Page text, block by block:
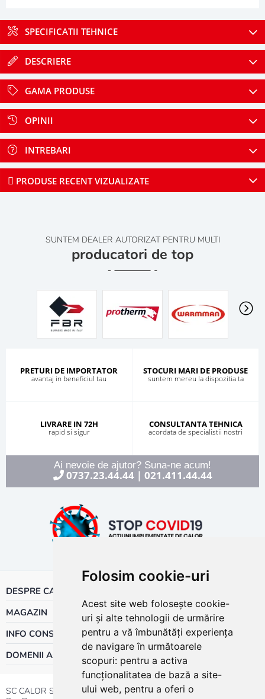
Folosim cookie-uri
Acest site web folosește cookie-
uri și alte tehnologii de urmărire
pentru a vă îmbunătăți experiența
de navigare în următoarele
scopuri: pentru a activa
funcționalitatea de bază a site-
ului web, pentru a oferi o
SPECIFICATII TEHNICE
DESCRIERE
GAMA PRODUSE
OPINII
INTREBARI
PRODUSE RECENT VIZUALIZATE
SUNTEM DEALER AUTORIZAT PENTRU MULTI
producatori de top
PRETURI DE IMPORTATOR
avantaj in beneficiul tau
STOCURI MARI DE PRODUSE
suntem mereu la dispozitia ta
LIVRARE IN 72H
rapid si sigur
CONSULTANTA TEHNICA
acordata de specialistii nostri
Ai nevoie de ajutor? Suna-ne acum!
0737.23.44.44| 021.411.44.44
DESPRE CALOR
MAGAZIN
INFO CONSUMATOR
DOMENII ACTIVITATE
SC CALOR SRL